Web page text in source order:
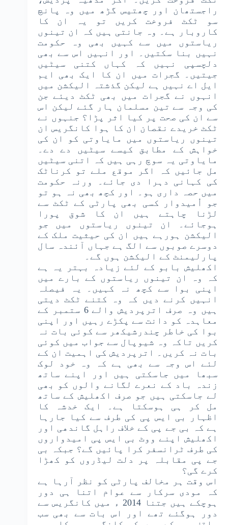
راجستھان اور چھتیس گڑھ میں وہ پانچ
سو ٹکٹ فروخت کریں تو یہ ان کا
کاروبار ہے۔ وہ جانتی ہیں کہ ان تینوں
ریاستوں میں سے کہیں بھی وہ حکومت
نہیں بنا سکتیں۔ اور انہیں اس سے بھی
دلچسپی نہیں کہ کہاں کتنی سیٹیں
جیتیں۔ گجرات میں ان کا ایک بھی ایم
ایل اے نہیں ہے لیکن گذشتہ الیکشن میں
انہوں نے گجرات میں بھی ٹکٹ دیئے جن
کی وجہ سے تین مسلمان ہار گئے لیکن اس
سے ان کی صحت پر کیا اثر پڑا؟ جنہوں نے
ٹکٹ خریدے نقصان ان کا ہوا کانگریس ان
تینوں ریاستوں میں مایاوتی کو ان کی
خواہش کے مطابق کیسے سیٹیں دے دے۔
مایاوتی یہ سوچ رہی ہیں کہ اتنی سیٹیں
مل جائیں کہ اگر موقع ملے تو کرناٹک
کی کہانی دہرا دی جائے۔ ورنہ حکومت
میں حصہ داری ہو۔ اور کچھ بھی نہ ہو تو
جو اُمیدوار کسی بھی پارٹی کے ٹکٹ سے
لڑنا چاہتے ہیں ان کا شوق پورا
ہوجائے۔ ان تینوں ریاستوں میں جو
الیکشن ہورہے ہیں ان کی حیثیت ملک کے
دوسرے صوبوں سے الگ ہے جہاں آئندہ سال
پارلیمنٹ کے الیکشن ہوں گے۔
اکھلیش بابو کے لئے زیادہ بہتر یہ ہے
کہ وہ ان تینوں ریاستوں کے بارے میں
اپنی بوا سے کچھ نہ کہیں۔ یہ فیصلہ
انہیں کرنے دیں کہ وہ کتنے ٹکٹ دیتی
ہیں وہ صرف اترپردیش والے 6 ستمبر کے
معاہدہ کو دانت سے پکڑے رہیں اور اپنی
بوا کی خاطر چندرشیکھر سے کوئی بات نہ
کریں تاکہ وہ شیوپال سے جواب میں کوئی
بات نہ کریں۔ اترپردیش کی اہمیت ان کے
لئے اس وجہ سے بھی ہے کہ وہ خود لوک
سبھا میں جاسکتی ہیں اور اپنے ساتھ
زندہ باد کے نعرے لگانے والوں کو بھی
لے جاسکتی ہیں جو صرف اکھلیش کے ساتھ
مل کر ہی ہوسکتا ہے۔ ایک خدشہ کا
اظہار بی ایس پی کی طرف سے کیا جارہا
ہے کہ بی جے پی کے خلاف راہل گاندھی اور
اکھلیش اپنے ووٹ بی ایس پی امیدواروں
کی طرف ٹرانسفر کرا پائیں گے؟ جبکہ بی
جے پی مقابلہ پر دلت لیڈروں کو کھڑا
کرے گی؟
اس وقت ہر مخالف پارٹی کو نظر آرہا ہے
کہ مودی سرکار سے عوام اتنا ہی دور
ہوچکے ہیں جتنا 2014 ء میں کانگریس سے
دور ہوگئے تھے اور اس بات سے بھی سب